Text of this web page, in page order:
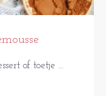
of toetje ...